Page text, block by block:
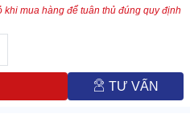
mua hàng để tuân thủ đúng quy định
TƯ VẤN